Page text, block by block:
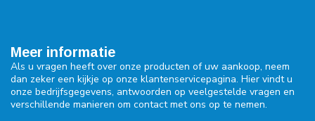
Meer informatie
Als u vragen heeft over onze producten of uw aankoop, neem
dan zeker een kijkje op onze klantenservicepagina. Hier vindt u
onze bedrijfsgegevens, antwoorden op veelgestelde vragen en
verschillende manieren om contact met ons op te nemen.